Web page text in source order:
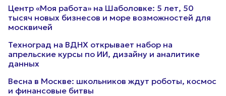
Центр «Моя работа» на Шаболовке: 5 лет, 50
тысяч новых бизнесов и море возможностей для
москвичей
Техноград на ВДНХ открывает набор на
апрельские курсы по ИИ, дизайну и аналитике
данных
Весна в Москве: школьников ждут роботы, космос
и финансовые битвы